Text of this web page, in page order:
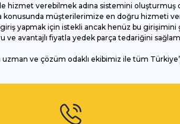
Gönder
verebilmek adına sistemini oluşturmuş
müşterilerimize en doğru hizmeti
yapmak için istekli ancak henüz bu girişimini
avantajlı fiyatla yedek parça tedariğini
ve çözüm odaklı ekibimiz ile tüm